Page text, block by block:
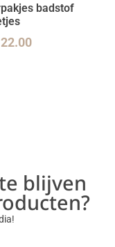
badstof
22.00
blijven